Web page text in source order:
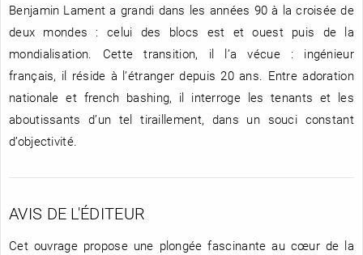
Benjamin Lament a grandi dans les années 90 à la croisée de
deux mondes : celui des blocs est et ouest puis de la
mondialisation. Cette transition, il l’a vécue : ingénieur
français, il réside à l’étranger depuis 20 ans. Entre adoration
nationale et french bashing, il interroge les tenants et les
aboutissants d’un tel tiraillement, dans un souci constant
d’objectivité.
AVIS DE L'ÉDITEUR
Cet ouvrage propose une plongée fascinante au cœur de la